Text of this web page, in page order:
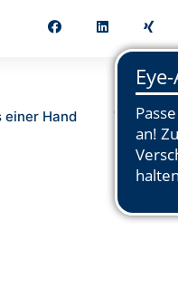
einer Hand Tutorials